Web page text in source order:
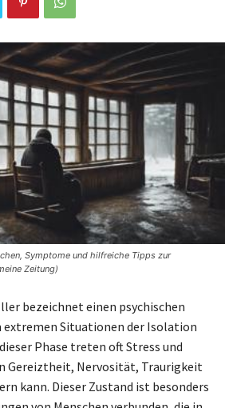
Symptome und hilfreiche Tipps zur
Zeitung)
bezeichnet einen psychischen
extremen Situationen der Isolation
Phase treten oft Stress und
Gereiztheit, Nervosität, Traurigkeit
kann. Dieser Zustand ist besonders